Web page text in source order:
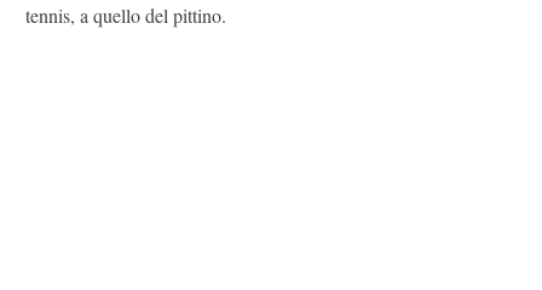
tennis, a quello del pittino.